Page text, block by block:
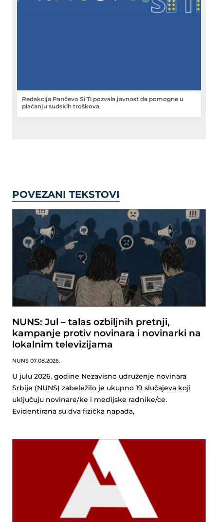
Redakcija Pančevo Si Ti pozvala javnost da pomogne u
plaćanju sudskih troškova
POVEZANI TEKSTOVI
NUNS: Jul – talas ozbiljnih pretnji,
kampanje protiv novinara i novinarki na
lokalnim televizijama
NUNS 07.08.2026.
U julu 2026. godine Nezavisno udruženje novinara
Srbije (NUNS) zabeležilo je ukupno 19 slučajeva koji
uključuju novinare/ke i medijske radnike/ce.
Evidentirana su dva fizička napada,